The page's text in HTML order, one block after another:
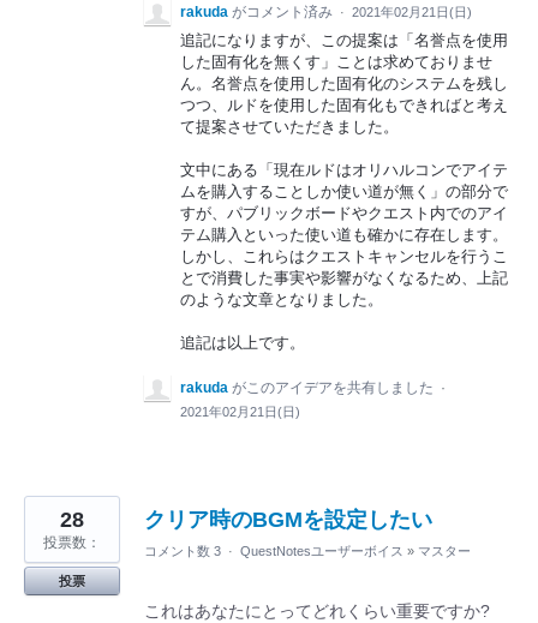
rakuda がコメント済み · 2021年02月21日(日)
追記になりますが、この提案は「名誉点を使用
した固有化を無くす」ことは求めておりませ
ん。名誉点を使用した固有化のシステムを残し
つつ、ルドを使用した固有化もできればと考え
て提案させていただきました。
文中にある「現在ルドはオリハルコンでアイテ
ムを購入することしか使い道が無く」の部分で
すが、パブリックボードやクエスト内でのアイ
テム購入といった使い道も確かに存在します。
しかし、これらはクエストキャンセルを行うこ
とで消費した事実や影響がなくなるため、上記
のような文章となりました。
追記は以上です。
rakuda がこのアイデアを共有しました ·
2021年02月21日(日)
クリア時のBGMを設定したい
28
投票数：
投票
コメント数 3 · QuestNotesユーザーボイス » マスター
これはあなたにとってどれくらい重要ですか?